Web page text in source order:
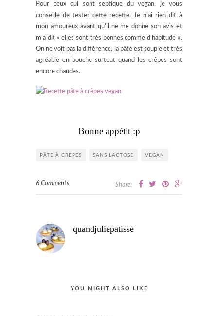
Pour ceux qui sont septique du vegan, je vous
conseille de tester cette recette. Je n’ai rien dit à
mon amoureux avant qu’il ne me donne son avis et
m’a dit « elles sont très bonnes comme d’habitude ».
On ne voit pas la différence, la pâte est souple et très
agréable en bouche surtout quand les crêpes sont
encore chaudes.
Bonne appétit :p
PÂTE À CREPES SANS LACTOSE VEGAN
6 Comments Share:
quandjuliepatisse
YOU MIGHT ALSO LIKE